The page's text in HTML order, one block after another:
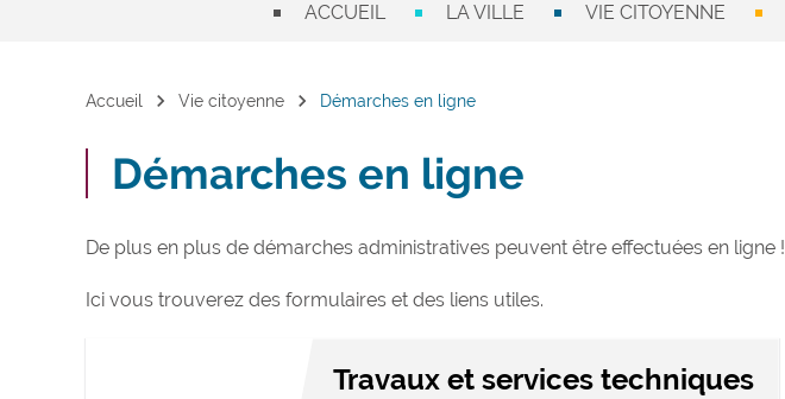
ACCUEIL LA VILLE VIE CITOYENNE
Accueil chevron_right Vie citoyenne chevron_right Démarches en ligne
Démarches en ligne
De plus en plus de démarches administratives peuvent être effectuées en ligne !
Ici vous trouverez des formulaires et des liens utiles.
Travaux et services techniques